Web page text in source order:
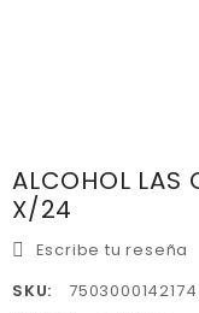
ALCOHOL LAS
X/24
Escribe tu reseña
SKU:
7503000142174